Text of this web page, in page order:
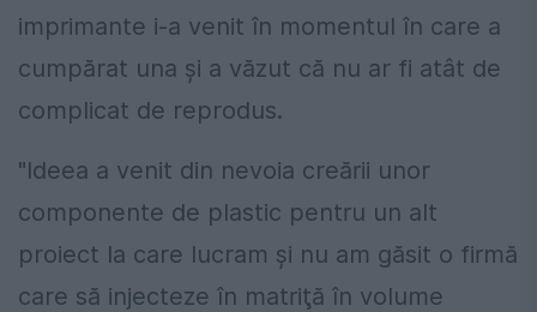
imprimante i-a venit în momentul în care a
cumpărat una şi a văzut că nu ar fi atât de
complicat de reprodus.
"Ideea a venit din nevoia creării unor
componente de plastic pentru un alt
proiect la care lucram şi nu am găsit o firmă
care să injecteze în matriţă în volume